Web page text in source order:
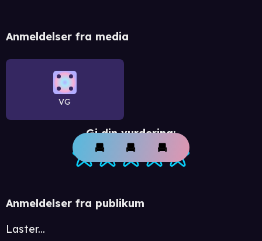
Anmeldelser fra media
VG
Gi din vurdering:
Anmeldelser fra publikum
Laster...